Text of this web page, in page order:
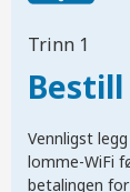
Trinn 1
Bestill
Vennligst
lomme-WiFi
betalingen